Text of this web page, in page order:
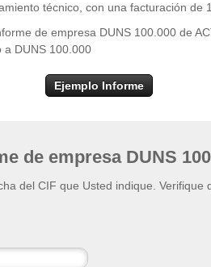
técnico, con una facturación de
de empresa DUNS 100.000 de
a DUNS 100.000
Ejemplo Informe
de empresa DUNS
del CIF que Usted indique. Verifique